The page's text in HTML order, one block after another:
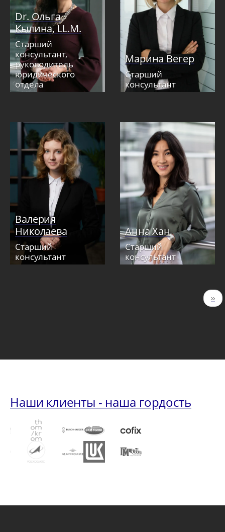
Dr. Ольга
Кылина, LL.M.
Старший
консультант,
руководитель
юридического
отдела
Марина Вегер
Старший
консультант
Валерия
Николаева
Старший
консультант
Анна Хан
Старший
консультант
››
Наши клиенты - наша гордость